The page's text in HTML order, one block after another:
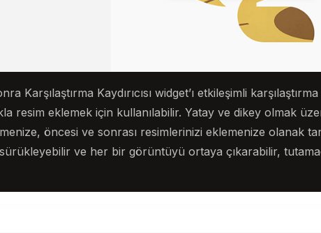
Karşılaştırma Kaydırıcısı widget’ı etkileşimli karşılaştırma
resim eklemek için kullanılabilir. Yatay ve dikey olmak
öncesi ve sonrası resimlerinizi eklemenize olanak
sürükleyebilir ve her bir görüntüyü ortaya çıkarabilir,